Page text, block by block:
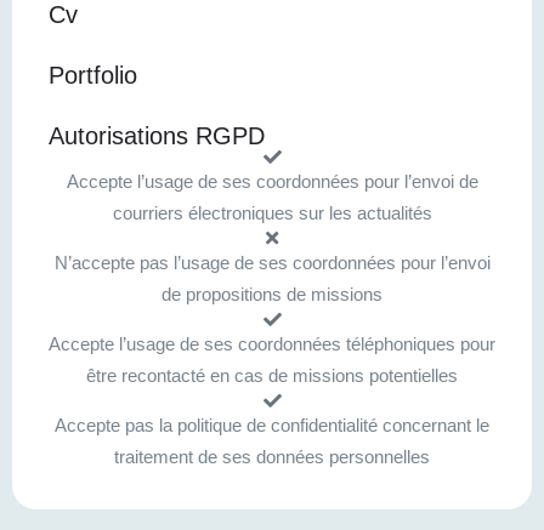
Cv
Portfolio
Autorisations RGPD
Accepte l’usage de ses coordonnées pour l’envoi de
courriers électroniques sur les actualités
N’accepte pas l’usage de ses coordonnées pour l’envoi
de propositions de missions
Accepte l’usage de ses coordonnées téléphoniques pour
être recontacté en cas de missions potentielles
Accepte pas la politique de confidentialité concernant le
traitement de ses données personnelles